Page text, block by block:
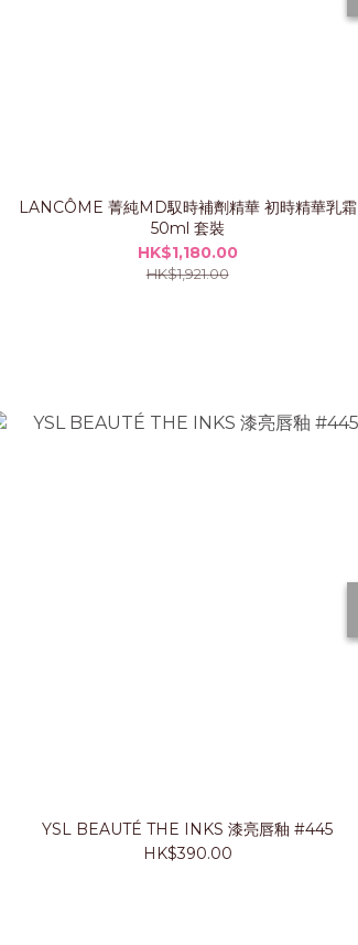
LANCÔME 菁純MD馭時補劑精華 初時精華乳霜
50ml 套裝
HK$1,180.00
HK$1,921.00
YSL BEAUTÉ THE INKS 漆亮唇釉 #445
HK$390.00